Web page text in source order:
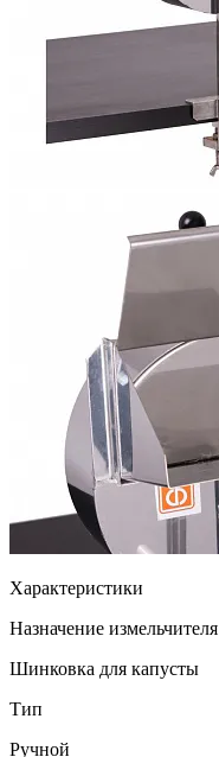
Характеристики
Назначение измельчителя
Шинковка для капусты
Тип
Ручной